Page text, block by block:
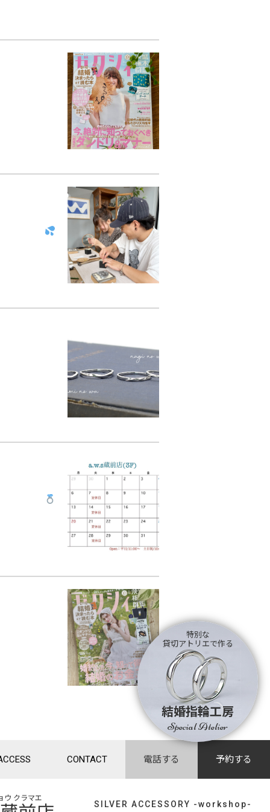
CONTACT 電話する 予約する
ウ クラマエ
SILVER ACCESSORY -workshop-
特別な
貸切アトリエで作る
結婚指輪工房
Special Atelier